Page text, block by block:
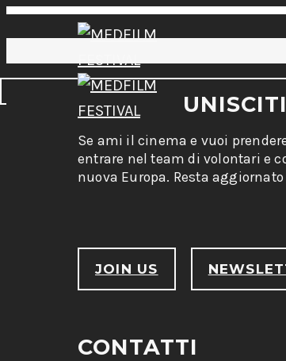
Se ami il cinema e vuoi
entrare nel team di volontari e
nuova Europa. Resta
JOIN US
CONTATTI